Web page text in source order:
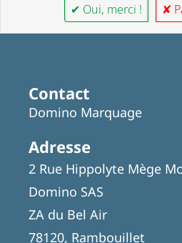
✔ Oui, merci ! ✘
Contact
Domino Marquage
Adresse
2 Rue Hippolyte Mège
Domino SAS
ZA du Bel Air
78120, Rambouillet